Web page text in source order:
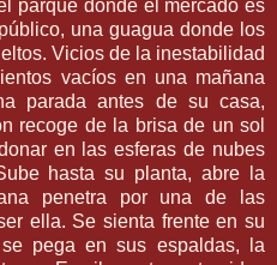
parque donde el mercado es
una guagua donde los
Vicios de la inestabilidad
vacíos en una mañana
parada antes de su casa,
recoge de la brisa de un sol
en las esferas de nubes
hasta su planta, abre la
penetra por una de las
ella. Se sienta frente en su
pega en sus espaldas, la